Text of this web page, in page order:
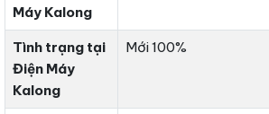
Máy Kalong
Tình trạng tại
Điện Máy
Kalong
Mới 100%